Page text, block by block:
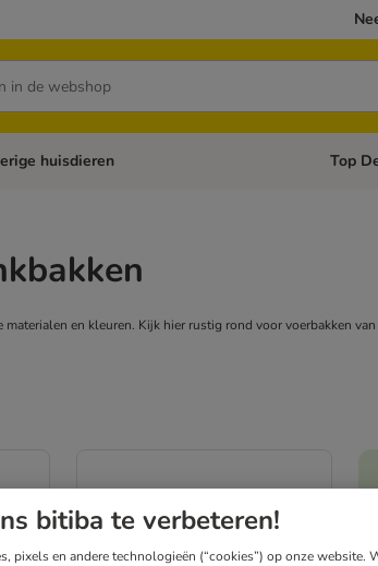
categoriemenu: Katten
huisdieren Open
Top
en kleuren. Kijk hier rustig rond voor voerbakken
bitiba te verbeteren!
pixels en andere technologieën (“cookies”) op onze website.